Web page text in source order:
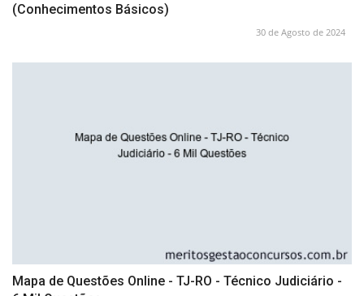
(Conhecimentos Básicos)
30 de Agosto de 2024
Mapa de Questões Online - TJ-RO - Técnico Judiciário -